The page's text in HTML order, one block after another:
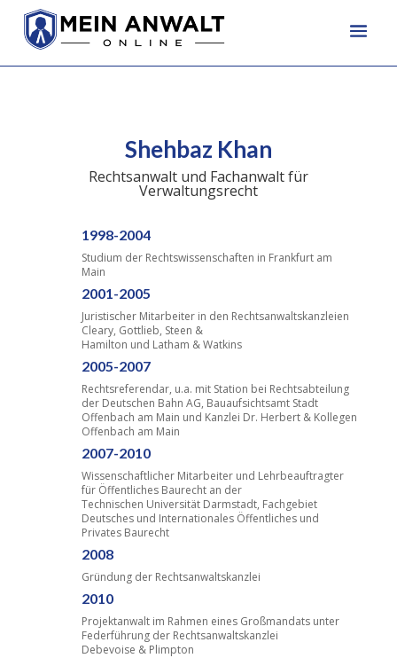
Shehbaz Khan
Rechtsanwalt und Fachanwalt für
Verwaltungsrecht
1998-2004
Studium der Rechtswissenschaften in Frankfurt am
Main
2001-2005
Juristischer Mitarbeiter in den Rechtsanwaltskanzleien
Cleary, Gottlieb, Steen &
Hamilton und Latham & Watkins
2005-2007
Rechtsreferendar, u.a. mit Station bei Rechtsabteilung
der Deutschen Bahn AG, Bauaufsichtsamt Stadt
Offenbach am Main und Kanzlei Dr. Herbert & Kollegen
Offenbach am Main
2007-2010
Wissenschaftlicher Mitarbeiter und Lehrbeauftragter
für Öffentliches Baurecht an der
Technischen Universität Darmstadt, Fachgebiet
Deutsches und Internationales Öffentliches und
Privates Baurecht
2008
Gründung der Rechtsanwaltskanzlei
2010
Projektanwalt im Rahmen eines Großmandats unter
Federführung der Rechtsanwaltskanzlei
Debevoise & Plimpton